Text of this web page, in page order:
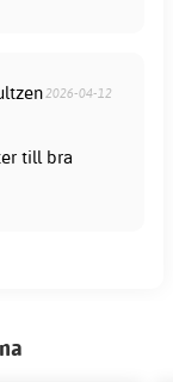
2026-04-12
till bra